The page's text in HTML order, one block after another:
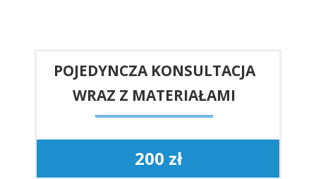
POJEDYNCZA KONSULTACJA
WRAZ Z MATERIAŁAMI
200 zł